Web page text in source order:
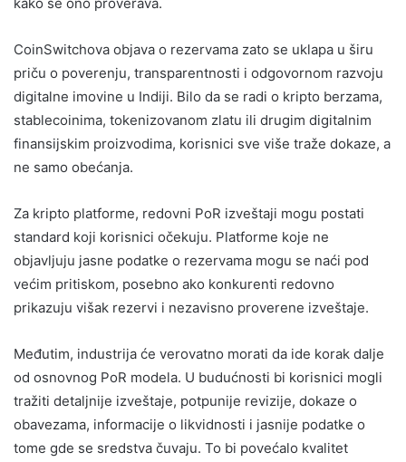
CoinSwitchova objava o rezervama zato se uklapa u širu
priču o poverenju, transparentnosti i odgovornom razvoju
digitalne imovine u Indiji. Bilo da se radi o kripto berzama,
stablecoinima, tokenizovanom zlatu ili drugim digitalnim
finansijskim proizvodima, korisnici sve više traže dokaze, a
ne samo obećanja.
Za kripto platforme, redovni PoR izveštaji mogu postati
standard koji korisnici očekuju. Platforme koje ne
objavljuju jasne podatke o rezervama mogu se naći pod
većim pritiskom, posebno ako konkurenti redovno
prikazuju višak rezervi i nezavisno proverene izveštaje.
Međutim, industrija će verovatno morati da ide korak dalje
od osnovnog PoR modela. U budućnosti bi korisnici mogli
tražiti detaljnije izveštaje, potpunije revizije, dokaze o
obavezama, informacije o likvidnosti i jasnije podatke o
tome gde se sredstva čuvaju. To bi povećalo kvalitet